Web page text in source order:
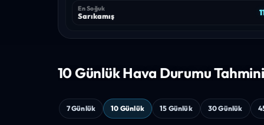
En Soğuk
Sarıkamış
10 Günlük Hava Durumu Tahmini
7 Günlük 10 Günlük 15 Günlük 30 Günlük